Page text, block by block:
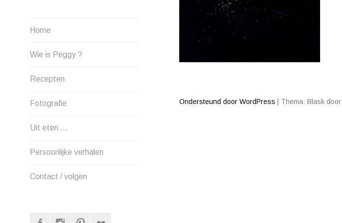
Home
Wie is Peggy ?
Recepten
Fotografie
Uit eten …
Persoonlijke verhalen
Contact / volgen
FacebookInstagram
Ondersteund door WordPress Thema: Blask door